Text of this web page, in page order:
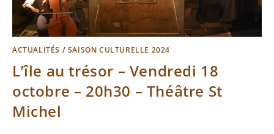
ACTUALITÉS / SAISON CULTURELLE 2024
L’île au trésor – Vendredi 18
octobre – 20h30 – Théâtre St
Michel